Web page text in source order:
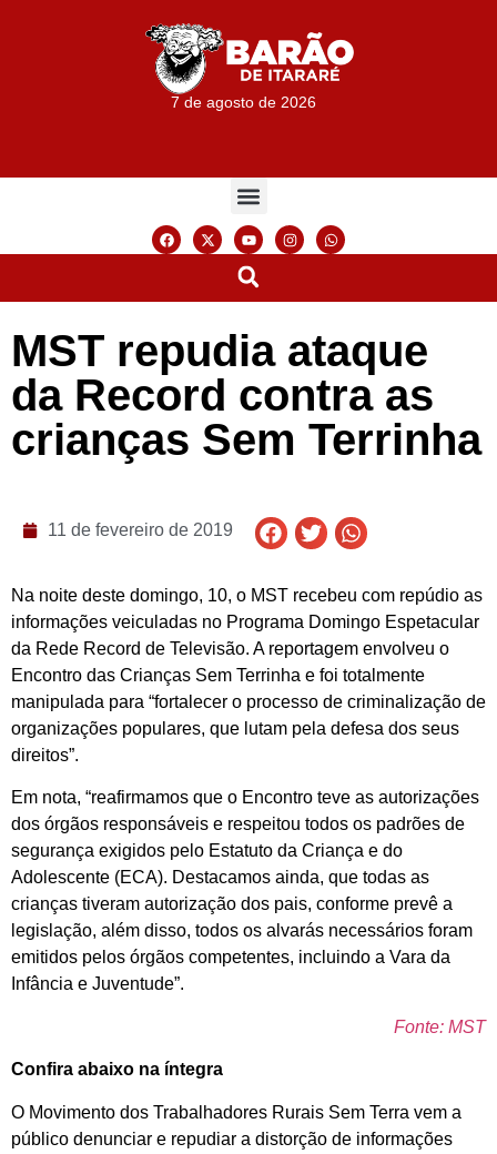
7 de agosto de 2026
MST repudia ataque
da Record contra as
crianças Sem Terrinha
11 de fevereiro de 2019
Na noite deste domingo, 10, o MST recebeu com repúdio as
informações veiculadas no Programa Domingo Espetacular
da Rede Record de Televisão. A reportagem envolveu o
Encontro das Crianças Sem Terrinha e foi totalmente
manipulada para “fortalecer o processo de criminalização de
organizações populares, que lutam pela defesa dos seus
direitos”.
Em nota, “reafirmamos que o Encontro teve as autorizações
dos órgãos responsáveis e respeitou todos os padrões de
segurança exigidos pelo Estatuto da Criança e do
Adolescente (ECA). Destacamos ainda, que todas as
crianças tiveram autorização dos pais, conforme prevê a
legislação, além disso, todos os alvarás necessários foram
emitidos pelos órgãos competentes, incluindo a Vara da
Infância e Juventude”.
Fonte: MST
Confira abaixo na íntegra
O Movimento dos Trabalhadores Rurais Sem Terra vem a
público denunciar e repudiar a distorção de informações